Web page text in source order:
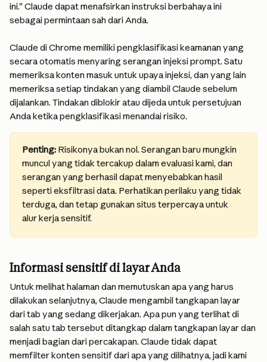
ini." Claude dapat menafsirkan instruksi berbahaya ini
sebagai permintaan sah dari Anda.
Claude di Chrome memiliki pengklasifikasi keamanan yang
secara otomatis menyaring serangan injeksi prompt. Satu
memeriksa konten masuk untuk upaya injeksi, dan yang lain
memeriksa setiap tindakan yang diambil Claude sebelum
dijalankan. Tindakan diblokir atau dijeda untuk persetujuan
Anda ketika pengklasifikasi menandai risiko.
Penting: Risikonya bukan nol. Serangan baru mungkin
muncul yang tidak tercakup dalam evaluasi kami, dan
serangan yang berhasil dapat menyebabkan hasil
seperti eksfiltrasi data. Perhatikan perilaku yang tidak
terduga, dan tetap gunakan situs terpercaya untuk
alur kerja sensitif.
Informasi sensitif di layar Anda
Untuk melihat halaman dan memutuskan apa yang harus
dilakukan selanjutnya, Claude mengambil tangkapan layar
dari tab yang sedang dikerjakan. Apa pun yang terlihat di
salah satu tab tersebut ditangkap dalam tangkapan layar dan
menjadi bagian dari percakapan. Claude tidak dapat
memfilter konten sensitif dari apa yang dilihatnya, jadi kami